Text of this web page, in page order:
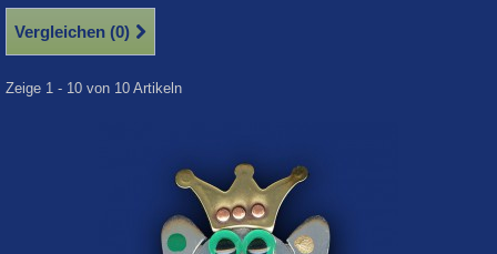
Vergleichen (0)
Zeige 1 - 10 von 10 Artikeln